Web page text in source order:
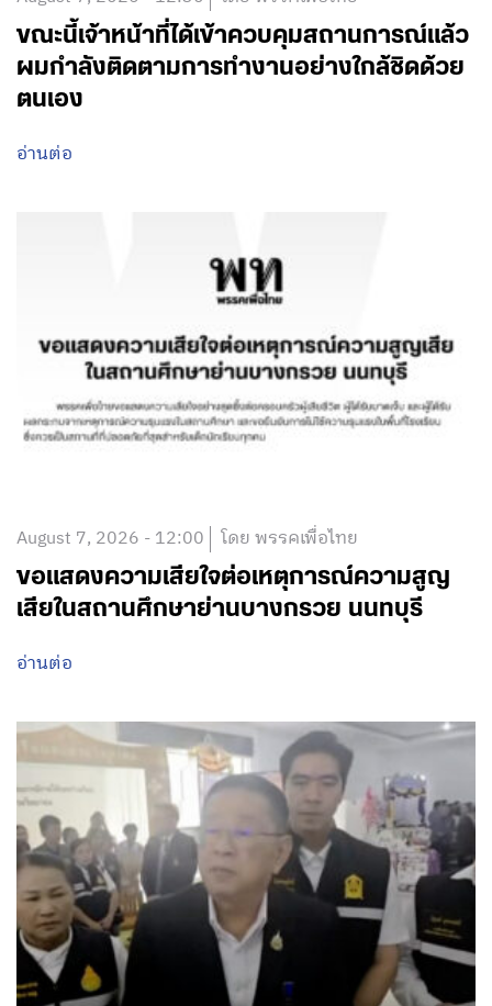
ขณะนี้เจ้าหน้าที่ได้เข้าควบคุมสถานการณ์แล้ว
ผมกำลังติดตามการทำงานอย่างใกล้ชิดด้วย
ตนเอง
อ่านต่อ
August 7, 2026 - 12:00 โดย พรรคเพื่อไทย
ขอแสดงความเสียใจต่อเหตุการณ์ความสูญ
เสียในสถานศึกษาย่านบางกรวย นนทบุรี
อ่านต่อ